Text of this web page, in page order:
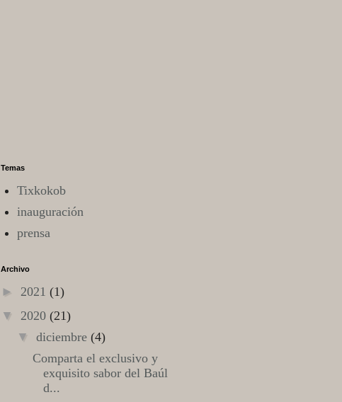
Temas
Tixkokob
inauguración
prensa
Archivo
► 2021 (1)
▼ 2020 (21)
▼ diciembre (4)
Comparta el exclusivo y
exquisito sabor del Baúl
d...